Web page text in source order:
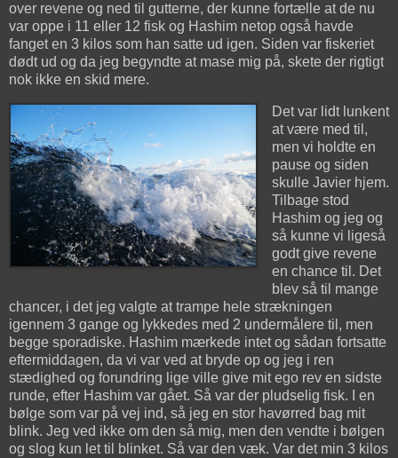
over revene og ned til gutterne, der kunne fortælle at de nu
var oppe i 11 eller 12 fisk og Hashim netop også havde
fanget en 3 kilos som han satte ud igen. Siden var fiskeriet
dødt ud og da jeg begyndte at mase mig på, skete der rigtigt
nok ikke en skid mere.
Det var lidt lunkent
at være med til,
men vi holdte en
pause og siden
skulle Javier hjem.
Tilbage stod
Hashim og jeg og
så kunne vi ligeså
godt give revene
en chance til. Det
blev så til mange
chancer, i det jeg valgte at trampe hele strækningen
igennem 3 gange og lykkedes med 2 undermålere til, men
begge sporadiske. Hashim mærkede intet og sådan fortsatte
eftermiddagen, da vi var ved at bryde op og jeg i ren
stædighed og forundring lige ville give mit ego rev en sidste
runde, efter Hashim var gået. Så var der pludselig fisk. I en
bølge som var på vej ind, så jeg en stor havørred bag mit
blink. Jeg ved ikke om den så mig, men den vendte i bølgen
og slog kun let til blinket. Så var den væk. Var det min 3 kilos